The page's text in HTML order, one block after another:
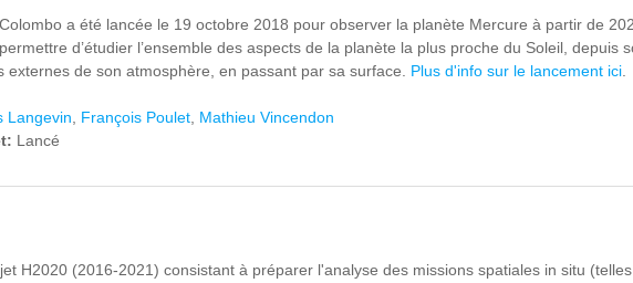
a été lancée le 19 octobre 2018 pour observer la planète Mercure à partir de
d’étudier l’ensemble des aspects de la planète la plus proche du Soleil, depuis
externes de son atmosphère, en passant par sa surface. Plus d'info sur le lancement ici.
Langevin, François Poulet, Mathieu Vincendon
Lancé
H2020 (2016-2021) consistant à préparer l'analyse des missions spatiales in situ